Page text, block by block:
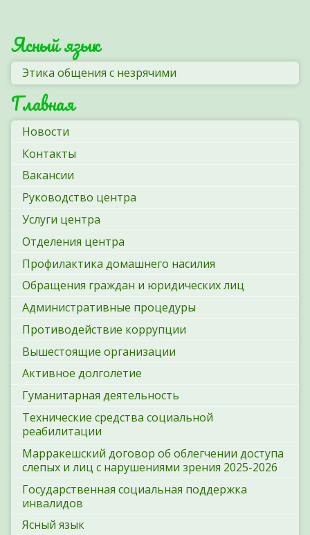
Ясный язык
Этика общения с незрячими
Главная
Новости
Контакты
Вакансии
Руководство центра
Услуги центра
Отделения центра
Профилактика домашнего насилия
Обращения граждан и юридических лиц
Административные процедуры
Противодействие коррупции
Вышестоящие организации
Активное долголетие
Гуманитарная деятельность
Технические средства социальной
реабилитации
Марракешский договор об облегчении доступа
слепых и лиц с нарушениями зрения 2025-2026
Государственная социальная поддержка
инвалидов
Ясный язык